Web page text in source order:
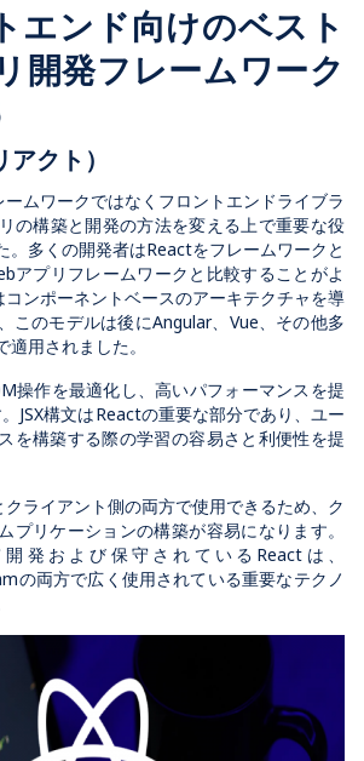
エンド向けのベスト
開発フレームワーク
クト）
ムワークではなくフロントエンドライブラ
の構築と開発の方法を変える上で重要な役
。多くの開発者はReactをフレームワークと
アプリフレームワークと比較することがよ
ンポーネントベースのアーキテクチャを導
このモデルは後にAngular、Vue、その他多
用されました。
操作を最適化し、高いパフォーマンスを提
JSX構文はReactの重要な部分であり、ユー
を構築する際の学習の容易さと利便性を提
ライアント側の両方で使用できるため、ク
プリケーションの構築が容易になります。
発および保守されているReactは、
の両方で広く使用されている重要なテクノ